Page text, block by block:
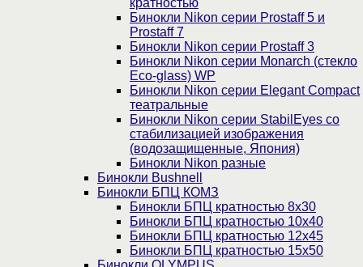
кратностью
Бинокли Nikon серии Prostaff 5 и
Prostaff 7
Бинокли Nikon серии Prostaff 3
Бинокли Nikon серии Monarch (стекло
Eco-glass) WP
Бинокли Nikon серии Elegant Compact
театральные
Бинокли Nikon серии StabilEyes со
стабилизацией изображения
(водозащищенные, Япония)
Бинокли Nikon разные
Бинокли Bushnell
Бинокли БПЦ КОМЗ
Бинокли БПЦ кратностью 8х30
Бинокли БПЦ кратностью 10х40
Бинокли БПЦ кратностью 12х45
Бинокли БПЦ кратностью 15х50